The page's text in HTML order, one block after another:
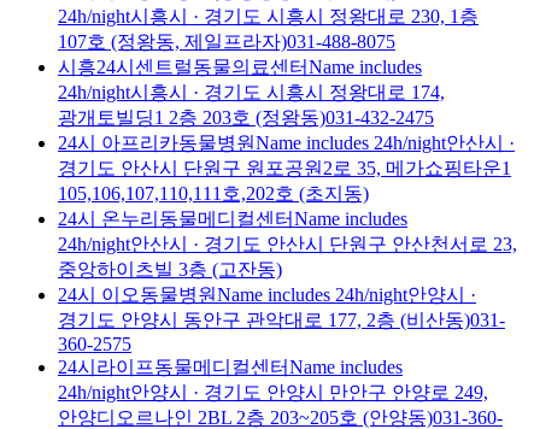
24h/night시흥시 · 경기도 시흥시 정왕대로 230, 1층
107호 (정왕동, 제일프라자)031-488-8075
시흥24시센트럴동물의료센터Name includes
24h/night시흥시 · 경기도 시흥시 정왕대로 174,
광개토빌딩1 2층 203호 (정왕동)031-432-2475
24시 아프리카동물병원Name includes 24h/night안산시
·
경기도 안산시 단원구 원포공원2로 35, 메가쇼핑타운1
105,106,107,110,111호,202호 (초지동)
24시 온누리동물메디컬센터Name includes
24h/night안산시 · 경기도 안산시 단원구 안산천서로 23,
중앙하이츠빌 3층 (고잔동)
24시 이오동물병원Name includes 24h/night안양시
·
경기도 안양시 동안구 관악대로 177, 2층 (비산동)031-
360-2575
24시라이프동물메디컬센터Name includes
24h/night안양시 · 경기도 안양시 만안구 안양로 249,
안양디오르나인 2BL 2층 203~205호 (안양동)031-360-